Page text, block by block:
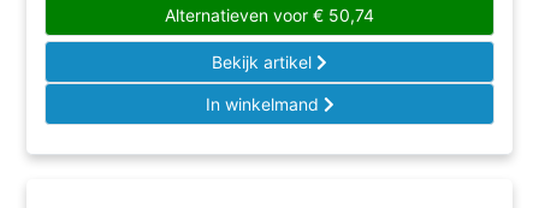
Alternatieven voor € 50,74
Bekijk artikel
In winkelmand